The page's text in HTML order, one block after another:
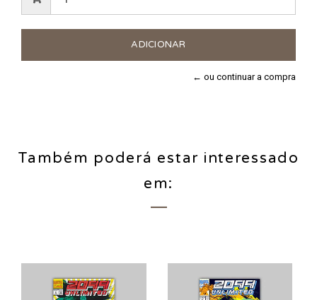
← ou continuar a compra
Também poderá estar interessado
em: